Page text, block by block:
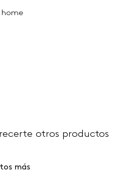
home
otros productos
más